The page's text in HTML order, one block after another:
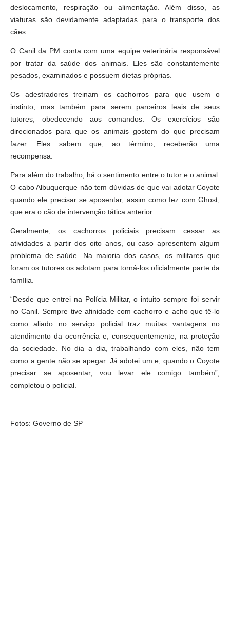
deslocamento, respiração ou alimentação. Além disso, as
viaturas são devidamente adaptadas para o transporte dos
cães.
O Canil da PM conta com uma equipe veterinária responsável
por tratar da saúde dos animais. Eles são constantemente
pesados, examinados e possuem dietas próprias.
Os adestradores treinam os cachorros para que usem o
instinto, mas também para serem parceiros leais de seus
tutores, obedecendo aos comandos. Os exercícios são
direcionados para que os animais gostem do que precisam
fazer. Eles sabem que, ao término, receberão uma
recompensa.
Para além do trabalho, há o sentimento entre o tutor e o animal.
O cabo Albuquerque não tem dúvidas de que vai adotar Coyote
quando ele precisar se aposentar, assim como fez com Ghost,
que era o cão de intervenção tática anterior.
Geralmente, os cachorros policiais precisam cessar as
atividades a partir dos oito anos, ou caso apresentem algum
problema de saúde. Na maioria dos casos, os militares que
foram os tutores os adotam para torná-los oficialmente parte da
família.
“Desde que entrei na Polícia Militar, o intuito sempre foi servir
no Canil. Sempre tive afinidade com cachorro e acho que tê-lo
como aliado no serviço policial traz muitas vantagens no
atendimento da ocorrência e, consequentemente, na proteção
da sociedade. No dia a dia, trabalhando com eles, não tem
como a gente não se apegar. Já adotei um e, quando o Coyote
precisar se aposentar, vou levar ele comigo também”,
completou o policial.
Fotos: Governo de SP